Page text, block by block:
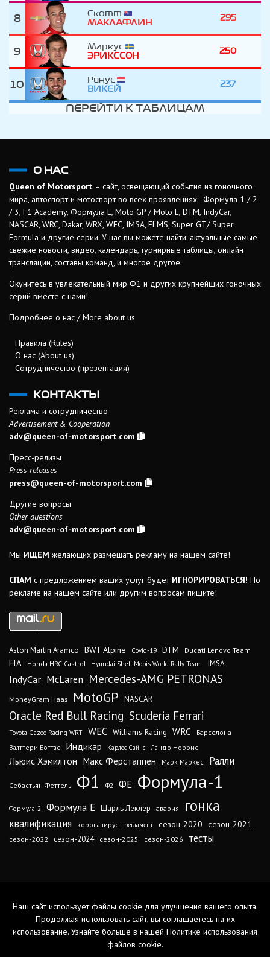
8
Скотт
МАКЛАФЛИН
295
9
Маркус
ЭРИКССОН
250
10
Ринус
ВИКЕЙ
237
ПЕРЕЙТИ К ТАБЛИЦАМ
О НАС
Queen of Motorsport – сайт, освещающий события из гоночного
мира, автоспорт и мотоспорт во всех проявлениях: Формула 1 / 2
/ 3, F1 Academy, Формула Е, Moto GP / Moto E, DTM, IndyCar,
NASCAR, WRC, Dakar, WRX, WEC, IMSA, ELMS, Super GT/ Super
Formula и другие серии. У нас вы можете найти: актуальные самые
свежие новости, видео, календарь, турнирные таблицы, онлайн
трансляции, составы команд, и многое другое.
Окунитесь в увлекательный мир Ф1 и других крупнейших гоночных
серий вместе с нами!
Подробнее о нас / More about us
Правила (Rules)
О нас (About us)
Сотрудничество (презентация)
КОНТАКТЫ
Реклама и сотрудничество
Advertisement & Cooperation
adv@queen-of-motorsport.com
Пресс-релизы
Press releases
press@queen-of-motorsport.com
Другие вопросы
Other questions
adv@queen-of-motorsport.com
Мы ИЩЕМ желающих размещать рекламу на нашем сайте!
СПАМ с предложением ваших услуг будет ИГНОРИРОВАТЬСЯ! По
рекламе на нашем сайте или другим вопросам пишите!
Aston Martin Aramco BWT Alpine Covid-19 DTM Ducati Lenovo Team
FIA Honda HRC Castrol Hyundai Shell Mobis World Rally Team IMSA
IndyCar McLaren Mercedes-AMG PETRONAS
MoneyGram Haas MotoGP NASCAR
Oracle Red Bull Racing Scuderia Ferrari
Toyota Gazoo Racing WRT WEC Williams Racing WRC
Барселона
Валттери Боттас
Индикар Карлос Сайнс Ландо Норрис
Льюис Хэмилтон Макс Ферстаппен Марк Маркес Ралли
Себастьян Феттель Ф1 Ф2 ФЕ Формула-1
Формула-2 Формула Е Шарль Леклер авария гонка
квалификация коронавирус регламент сезон-2020 сезон-2021
сезон-2022 сезон-2024 сезон-2025 сезон-2026 тесты
Наш сайт использует файлы cookie для улучшения вашего опыта.
Продолжая использовать сайт, вы соглашаетесь на их
использование. Узнайте больше в нашей Политике использования
файлов cookie.